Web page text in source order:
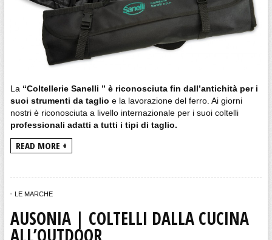
La “Coltellerie Sanelli ” è riconosciuta fin dall’antichità per i
suoi strumenti da taglio e la lavorazione del ferro. Ai giorni
nostri è riconosciuta a livello internazionale per i suoi coltelli
professionali adatti a tutti i tipi di taglio.
READ MORE +
LE MARCHE
AUSONIA | COLTELLI DALLA CUCINA
ALL’OUTDOOR